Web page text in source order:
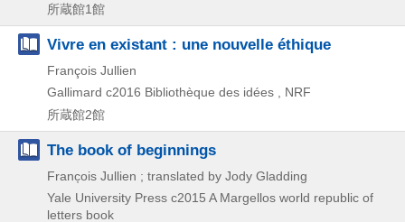
所蔵館1館
Vivre en existant : une nouvelle éthique
François Jullien
Gallimard c2016 Bibliothèque des idées , NRF
所蔵館2館
The book of beginnings
Franc̦ois Jullien ; translated by Jody Gladding
Yale University Press c2015 A Margellos world republic of
letters book